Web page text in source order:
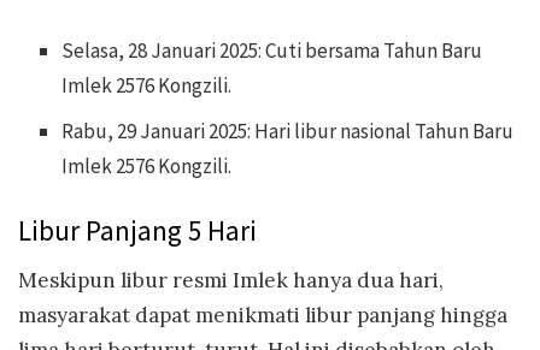
Selasa, 28 Januari 2025: Cuti bersama Tahun Baru
Imlek 2576 Kongzili.
Rabu, 29 Januari 2025: Hari libur nasional Tahun Baru
Imlek 2576 Kongzili.
Libur Panjang 5 Hari
Meskipun libur resmi Imlek hanya dua hari,
masyarakat dapat menikmati libur panjang hingga